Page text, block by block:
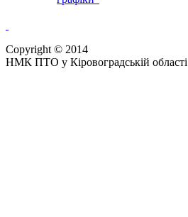
Copyright © 2014
НМК ПТО у Кіровоградській області